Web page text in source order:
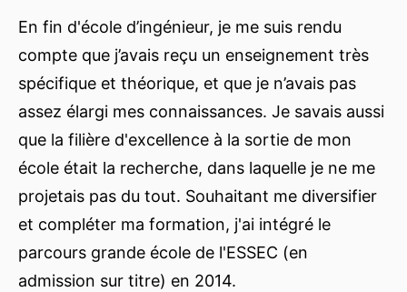
En fin d'école d’ingénieur, je me suis rendu
compte que j’avais reçu un enseignement très
spécifique et théorique, et que je n’avais pas
assez élargi mes connaissances. Je savais aussi
que la filière d'excellence à la sortie de mon
école était la recherche, dans laquelle je ne me
projetais pas du tout. Souhaitant me diversifier
et compléter ma formation, j'ai intégré le
parcours grande école de l'ESSEC (en
admission sur titre) en 2014.